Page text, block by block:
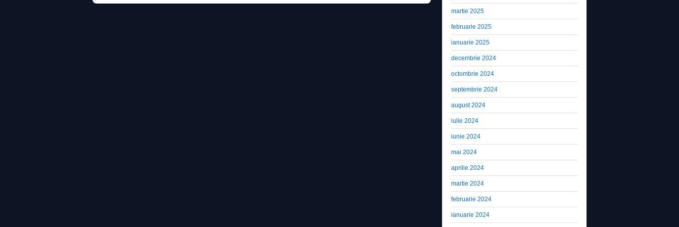
martie 2025
februarie 2025
ianuarie 2025
decembrie 2024
octombrie 2024
septembrie 2024
august 2024
iulie 2024
iunie 2024
mai 2024
aprilie 2024
martie 2024
februarie 2024
ianuarie 2024